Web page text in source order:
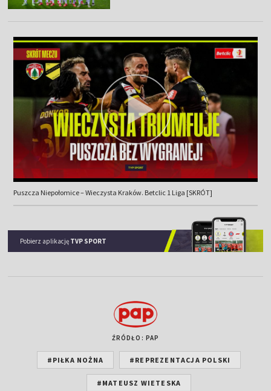
Puszcza Niepołomice – Wieczysta Kraków. Betclic 1 Liga [SKRÓT]
Pobierz aplikację TVP SPORT
ŹRÓDŁO: PAP
#PIŁKA NOŻNA #REPREZENTACJA POLSKI
#MATEUSZ WIETESKA